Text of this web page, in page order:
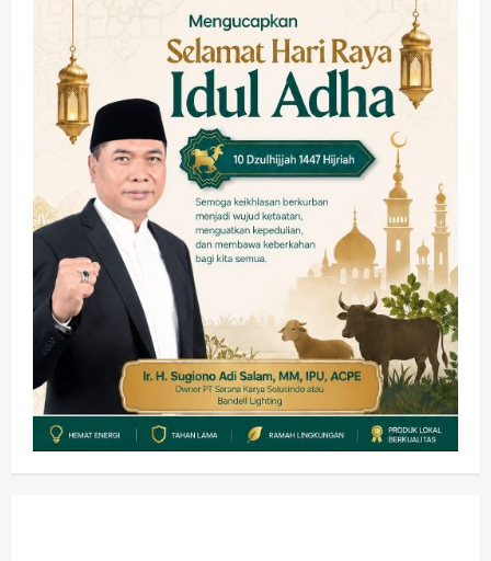
wartanusa 5 Agustus 2026
Olahraga
Adu Taktik di Atas Rumput Sintetis:
PWI dan Sapma PP Sidoarjo
Memanaskan Mesin Menuju Piala
Soccer
wartanusa 5 Agustus 2026
Ekonomi Hiburan Pemerintahan
HOT NEWS: Ribuan Warga Wage
Tumplek Blek di Bazar Rakyat Jalan
Jambu, Borong Kuliner UMKM Sambil
Nonton Jaranan!
wartanusa 4 Agustus 2026
5
Keagamaan Pemerintahan
Pemkab Sidoarjo & Muhammadiyah
Sinergi Permudah Perizinan, Wakaf,
hingga Hibah
wartanusa 4 Agustus 2026
Kesehatan Pemerintahan
Ubah Lahan Tidur Jadi Cuan: Wabup